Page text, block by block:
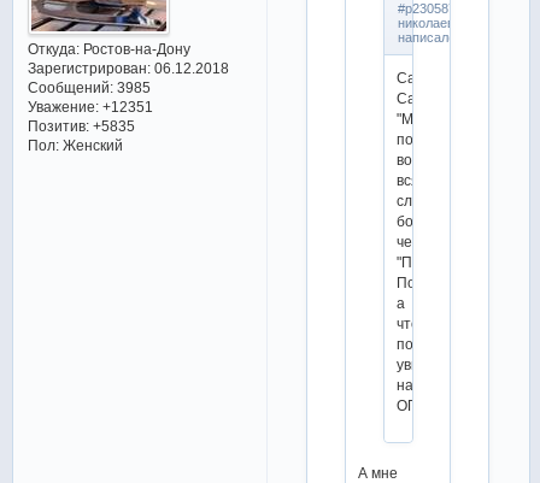
Откуда:Ростов-на-Дону
Зарегистрирован: 06.12.2018
Сообщений:3985
Уважение: +12351
Позитив: +5835
Пол:Женский
#p2305874,алла
николаевна
написал(а):
Саше
Самарину
"Матрица"
подойдет
во
всяком
случае
больше,
чем
"Полюшко-
Поле",
а
что
получится,
увидим
на
ОП
А мне